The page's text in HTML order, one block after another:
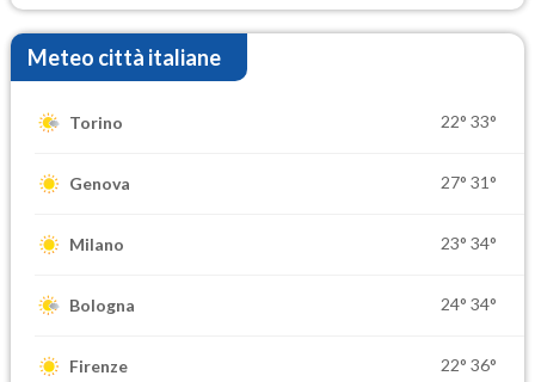
Meteo città italiane
Torino 22° 33°
Genova 27° 31°
Milano 23° 34°
Bologna 24° 34°
Firenze 22° 36°